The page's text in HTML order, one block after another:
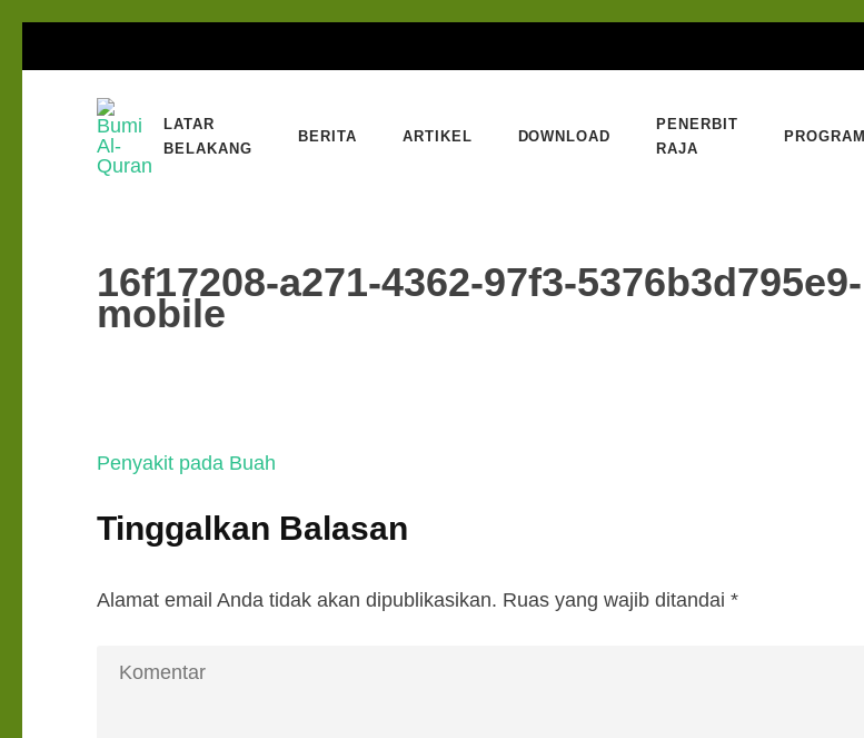
ke
Bumi Al-Quran
Sinergi Untuk Kebahagiaan Dunia-Akhirat
LATAR
BELAKANG
BERITA ARTIKEL DOWNLOAD
PENERBIT
RAJA
PROGRAM
16f17208-a271-4362-97f3-5376b3d795e9-
mobile
Navigasi
Penyakit pada Buah
Tinggalkan Balasan
Alamat email Anda tidak akan dipublikasikan. Ruas yang wajib ditandai *